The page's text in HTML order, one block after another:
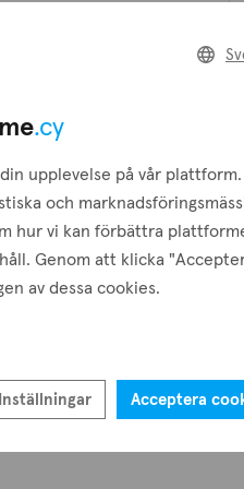
.cy
upplevelse på vår plattform.
och
hur vi kan förbättra
Genom att klicka
av dessa cookies.
Inställningar Acceptera